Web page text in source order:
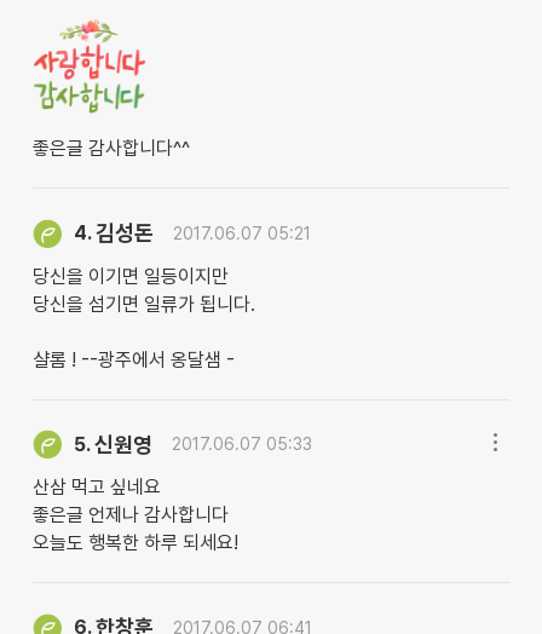
좋은글 감사합니다^^
4.김성돈 2017.06.07 05:21
당신을 이기면 일등이지만
당신을 섬기면 일류가 됩니다.
샬롬 ! --광주에서 옹달샘 -
5.신원영 2017.06.07 05:33
산삼 먹고 싶네요
좋은글 언제나 감사합니다
오늘도 행복한 하루 되세요!
6.한창훈 2017.06.07 06:41